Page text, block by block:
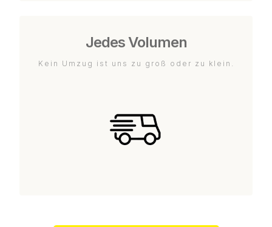
Jedes Volumen
Kein Umzug ist uns zu groß oder zu klein.